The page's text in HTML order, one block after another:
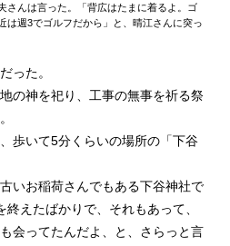
さんは言った。「背広はたまに着るよ。ゴ
は週3でゴルフだから」と、晴江さんに突っ
った。
の神を祀り、工事の無事を祈る祭
歩いて5分くらいの場所の「下谷
いお稲荷さんでもある下谷神社で
えたばかりで、それもあって、
会ってたんだよ、と、さらっと言